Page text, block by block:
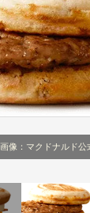
画像：マクドナルド公